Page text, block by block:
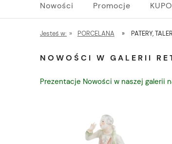
Nowości Promocje
Jesteś w: » PORCELANA » PATERY,
NOWOŚCI W GALERII
Prezentacje Nowości w naszej galerii